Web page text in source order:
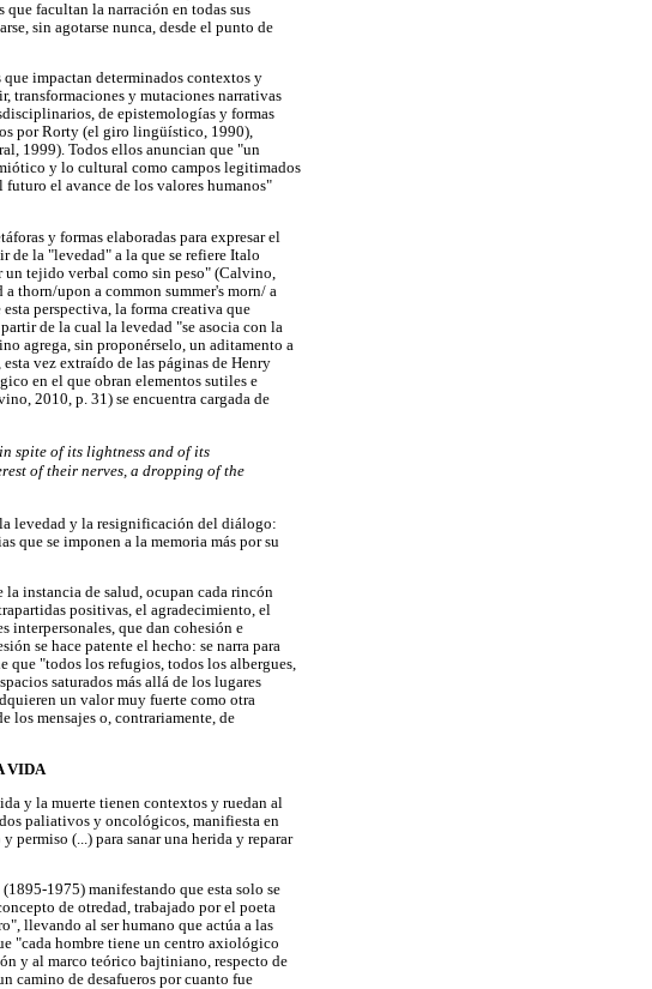
facultan la narración en todas sus
sin agotarse nunca, desde el punto de
que impactan determinados contextos y
transformaciones y mutaciones narrativas
de epistemologías y formas
por Rorty (el giro lingüístico, 1990),
1999). Todos ellos anuncian que "un
y lo cultural como campos legitimados
el avance de los valores humanos"
y formas elaboradas para expresar el
de la "levedad" a la que se refiere Italo
tejido verbal como sin peso" (Calvino,
thorn/upon a common summer's morn/ a
perspectiva, la forma creativa que
de la cual la levedad "se asocia con la
agrega, sin proponérselo, un aditamento a
vez extraído de las páginas de Henry
en el que obran elementos sutiles e
2010, p. 31) se encuentra cargada de
spite of its lightness and of its
of their nerves, a dropping of the
levedad y la resignificación del diálogo:
que se imponen a la memoria más por su
la instancia de salud, ocupan cada rincón
positivas, el agradecimiento, el
interpersonales, que dan cohesión e
se hace patente el hecho: se narra para
"todos los refugios, todos los albergues,
saturados más allá de los lugares
un valor muy fuerte como otra
los mensajes o, contrariamente, de
VIDA
y la muerte tienen contextos y ruedan al
paliativos y oncológicos, manifiesta en
permiso (...) para sanar una herida y reparar
1975) manifestando que esta solo se
de otredad, trabajado por el poeta
llevando al ser humano que actúa a las
"cada hombre tiene un centro axiológico
y al marco teórico bajtiniano, respecto de
camino de desafueros por cuanto fue